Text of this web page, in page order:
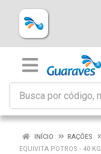
INÍCIO RAÇÕES
EQUIVITA POTROS - 40 KG